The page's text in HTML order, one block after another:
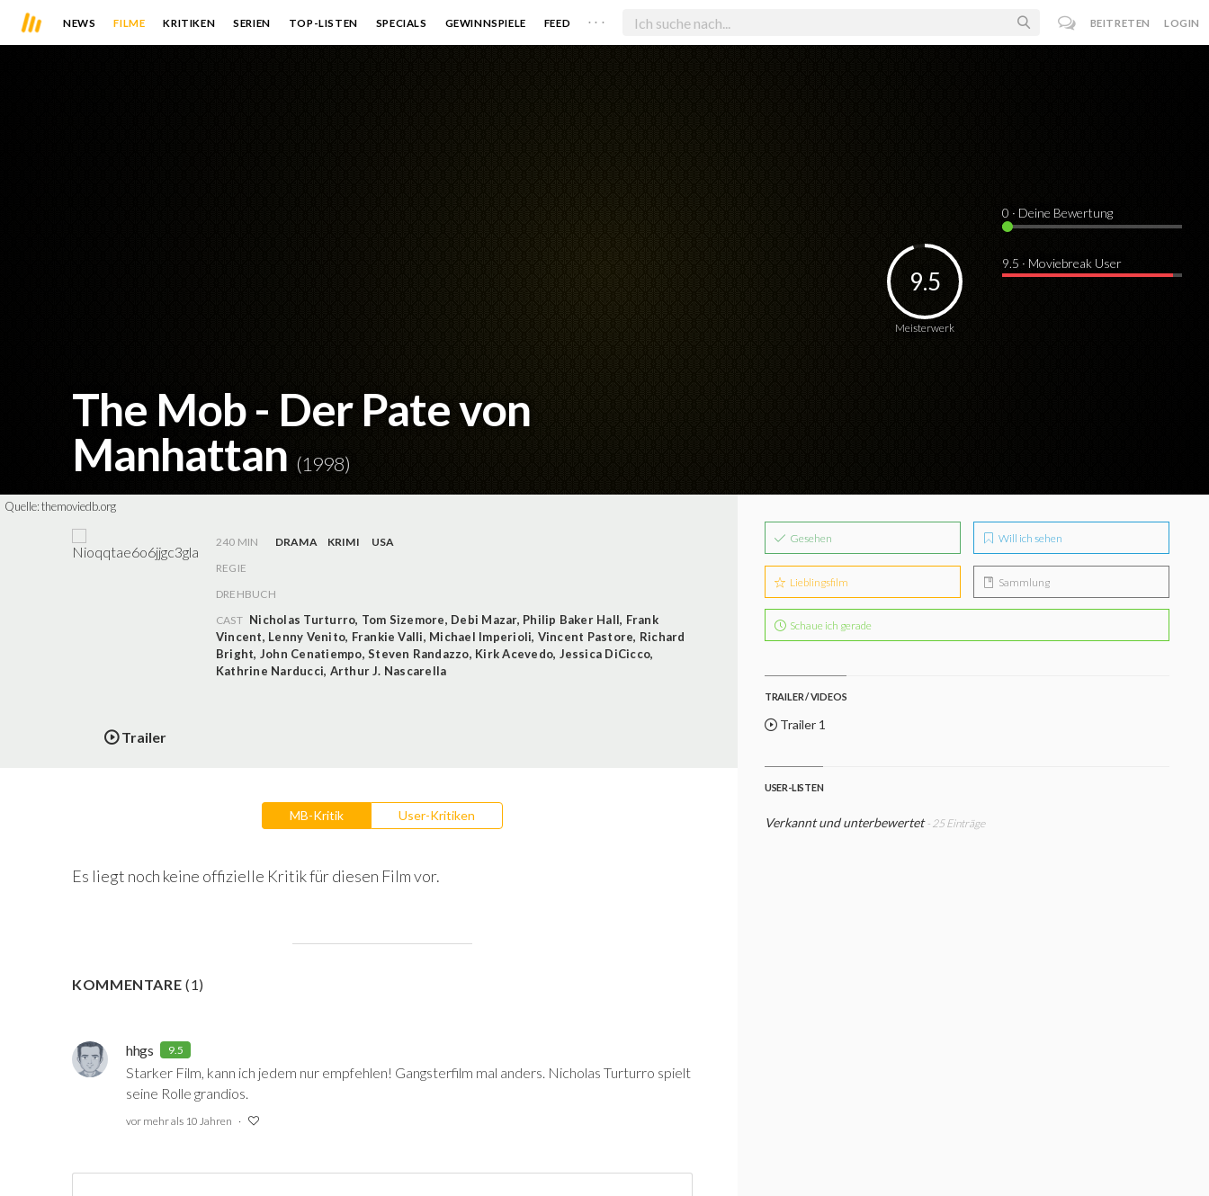
NEWS FILME KRITIKEN SERIEN TOP-LISTEN SPECIALS GEWINNSPIELE FEED . . . BEITRETEN LOGIN
The Mob - Der Pate von
Manhattan (1998)
Meisterwerk
9.5
0 · Deine Bewertung
9.5 · Moviebreak User
Quelle:themoviedb.org
Trailer
240 MIN DRAMA KRIMI
USA
REGIE
DREHBUCH
CAST Nicholas Turturro, Tom Sizemore, Debi Mazar, Philip Baker Hall, Frank
Vincent, Lenny Venito, Frankie Valli, Michael Imperioli, Vincent Pastore, Richard
Bright, John Cenatiempo,Steven Randazzo, Kirk Acevedo, Jessica DiCicco,
Kathrine Narducci, Arthur J. Nascarella
MB-Kritik User-Kritiken
Es liegt noch keine offizielle Kritik für diesen Film vor.
KOMMENTARE(1)
hhgs 9.5
Starker Film, kann ich jedem nur empfehlen! Gangsterfilm mal anders. Nicholas Turturro spielt
seine Rolle grandios.
vor mehr als 10 Jahren
Gesehen Will ich sehen
Lieblingsfilm Sammlung
Schaue ich gerade
TRAILER / VIDEOS
Trailer 1
USER-LISTEN
Verkannt und unterbewertet - 25 Einträge